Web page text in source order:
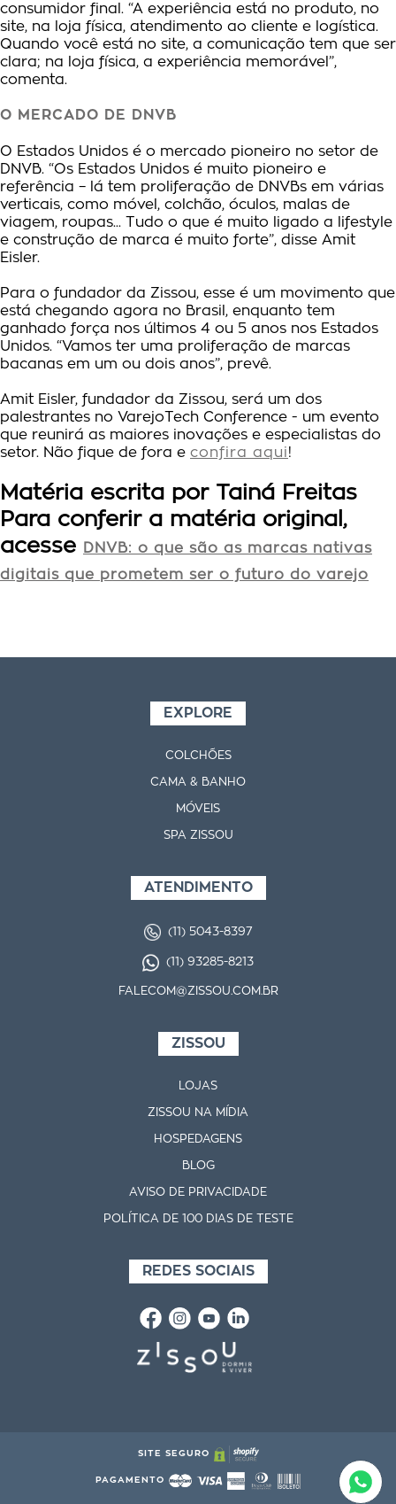
consumidor final. “A experiência está no produto, no
site, na loja física, atendimento ao cliente e logística.
Quando você está no site, a comunicação tem que ser
clara; na loja física, a experiência memorável”,
comenta.
O MERCADO DE DNVB
O Estados Unidos é o mercado pioneiro no setor de
DNVB. “Os Estados Unidos é muito pioneiro e
referência – lá tem proliferação de DNVBs em várias
verticais, como móvel, colchão, óculos, malas de
viagem, roupas... Tudo o que é muito ligado a lifestyle
e construção de marca é muito forte”, disse Amit
Eisler.
Para o fundador da Zissou, esse é um movimento que
está chegando agora no Brasil, enquanto tem
ganhado força nos últimos 4 ou 5 anos nos Estados
Unidos. “Vamos ter uma proliferação de marcas
bacanas em um ou dois anos”, prevê.
Amit Eisler, fundador da Zissou, será um dos
palestrantes no VarejoTech Conference - um evento
que reunirá as maiores inovações e especialistas do
setor. Não fique de fora e confira aqui!
Matéria escrita por Tainá Freitas
Para conferir a matéria original,
acesse
DNVB: o que são as marcas nativas
digitais que prometem ser o futuro do varejo
EXPLORE
COLCHÕES
CAMA & BANHO
MÓVEIS
SPA ZISSOU
ATENDIMENTO
(11) 5043-8397
(11) 93285-8213
FALECOM@ZISSOU.COM.BR
ZISSOU
LOJAS
ZISSOU NA MÍDIA
HOSPEDAGENS
BLOG
AVISO DE PRIVACIDADE
POLÍTICA DE 100 DIAS DE TESTE
REDES SOCIAIS
SITE SEGURO
PAGAMENTO